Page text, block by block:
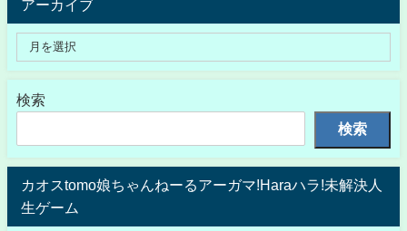
アーカイブ
検索
検索
カオスtomo娘ちゃんねーるアーガマ!Haraハラ!未解決人
生ゲーム